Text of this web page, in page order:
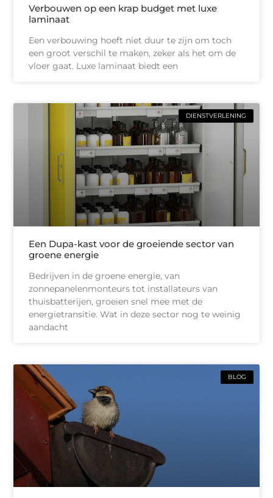
Verbouwen op een krap budget met luxe
laminaat
Een verbouwing hoeft niet duur te zijn om toch
een groot verschil te maken, zeker als het om de
vloer gaat. Luxe laminaat biedt een
DIENSTVERLENING
Een Dupa-kast voor de groeiende sector van
groene energie
Bedrijven in de groene energie, van
zonnepanelenmonteurs tot installateurs van
thuisbatterijen, groeien snel mee met de
energietransitie. Wat in deze sector nog te weinig
aandacht
BLOG